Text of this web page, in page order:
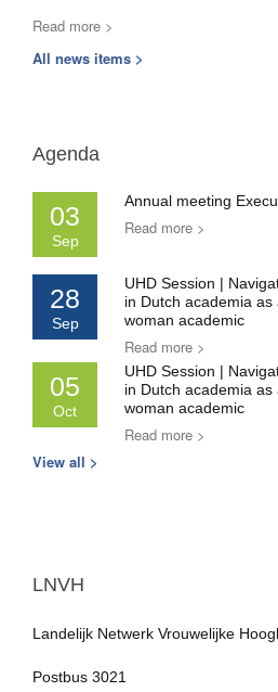
Read more >
All news items >
Agenda
03
Sep
Annual meeting
Read more >
28
Sep
UHD Session |
in Dutch academia
woman academic
Read more >
05
Oct
UHD Session |
in Dutch academia
woman academic
Read more >
View all >
LNVH
Landelijk Netwerk Vrouwelijke
Postbus 3021